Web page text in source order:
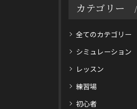
カテゴリー
全てのカテゴリー
シミュレーション
レッスン
練習場
初心者